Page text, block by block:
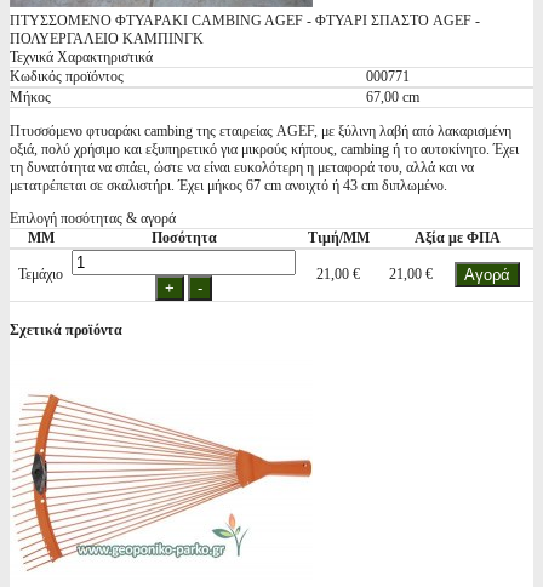
ΠΤΥΣΣΟΜΕΝΟ ΦΤΥΑΡΑΚΙ CAMBING AGEF - ΦΤΥΑΡΙ ΣΠΑΣΤΟ AGEF -
ΠΟΛΥΕΡΓΑΛΕΙΟ ΚΑΜΠΙΝΓΚ
Τεχνικά Χαρακτηριστικά
Κωδικός προϊόντος
000771
Μήκος
67,00 cm
Πτυσσόμενο φτυαράκι cambing της εταιρείας AGEF, με ξύλινη λαβή από λακαρισμένη
οξιά, πολύ χρήσιμο και εξυπηρετικό για μικρούς κήπους, cambing ή το αυτοκίνητο. Έχει
τη δυνατότητα να σπάει, ώστε να είναι ευκολότερη η μεταφορά του, αλλά και να
μετατρέπεται σε σκαλιστήρι. Έχει μήκος 67 cm ανοιχτό ή 43 cm διπλωμένο.
Επιλογή ποσότητας & αγορά
ΜΜ
Ποσότητα Τιμή/ΜΜ Αξία με ΦΠΑ
Τεμάχιο 21,00 € 21,00 €
Σχετικά προϊόντα